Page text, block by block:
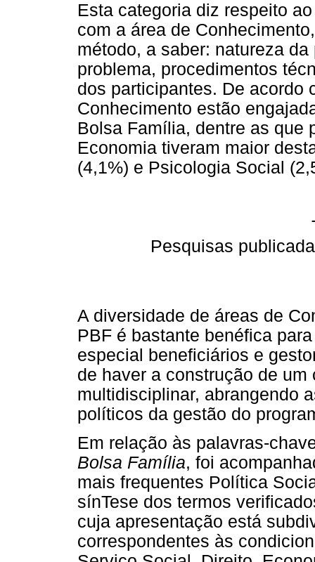
Esta categoria diz respeito
com a área de
método, a saber: natureza
problema, procedimentos
dos participantes. De acordo
Conhecimento estão
Bolsa Família, dentre as que
Economia tiveram maior
(4,1%) e Psicologia Social
Pesquisas
A diversidade de áreas de
PBF é bastante benéfica
especial beneficiários e
de haver a construção de
multidisciplinar, abrangendo
políticos da gestão do
Em relação às palavras-
Bolsa Família, foi
mais frequentes Política
sínTese dos termos
cuja apresentação está
correspondentes às